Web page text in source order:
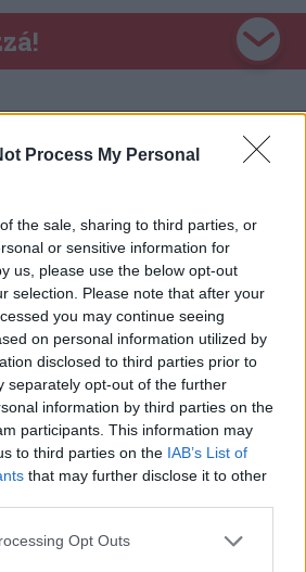
Process My Personal
the sale, sharing to third parties, or
or sensitive information for
us, please use the below opt-out
selection. Please note that after your
you may continue seeing
on personal information utilized by
disclosed to third parties prior to
separately opt-out of the further
information by third parties on the
participants. This information may
to third parties on the IAB’s List of
that may further disclose it to other
Opt Outs
András elfogadta a
a köztársasági
tisztségre
volt a vízterelés:
centiméterrel nőtt a
vízszintje
Sport